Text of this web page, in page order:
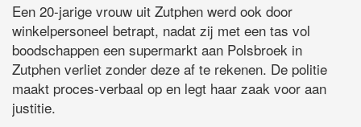
Een 20-jarige vrouw uit Zutphen werd ook door
winkelpersoneel betrapt, nadat zij met een tas vol
boodschappen een supermarkt aan Polsbroek in
Zutphen verliet zonder deze af te rekenen. De politie
maakt proces-verbaal op en legt haar zaak voor aan
justitie.